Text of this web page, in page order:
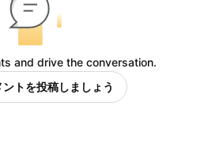
and drive the conversation.
トを投稿しましょう